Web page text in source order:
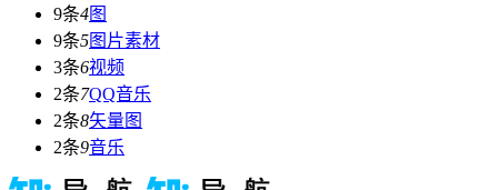
9条4图
9条5图片素材
3条6视频
2条7QQ音乐
2条8矢量图
2条9音乐